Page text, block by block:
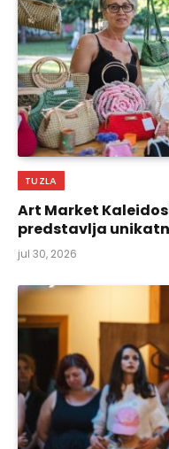
TUZLA
Art Market
predstavlja
jul 30, 2026